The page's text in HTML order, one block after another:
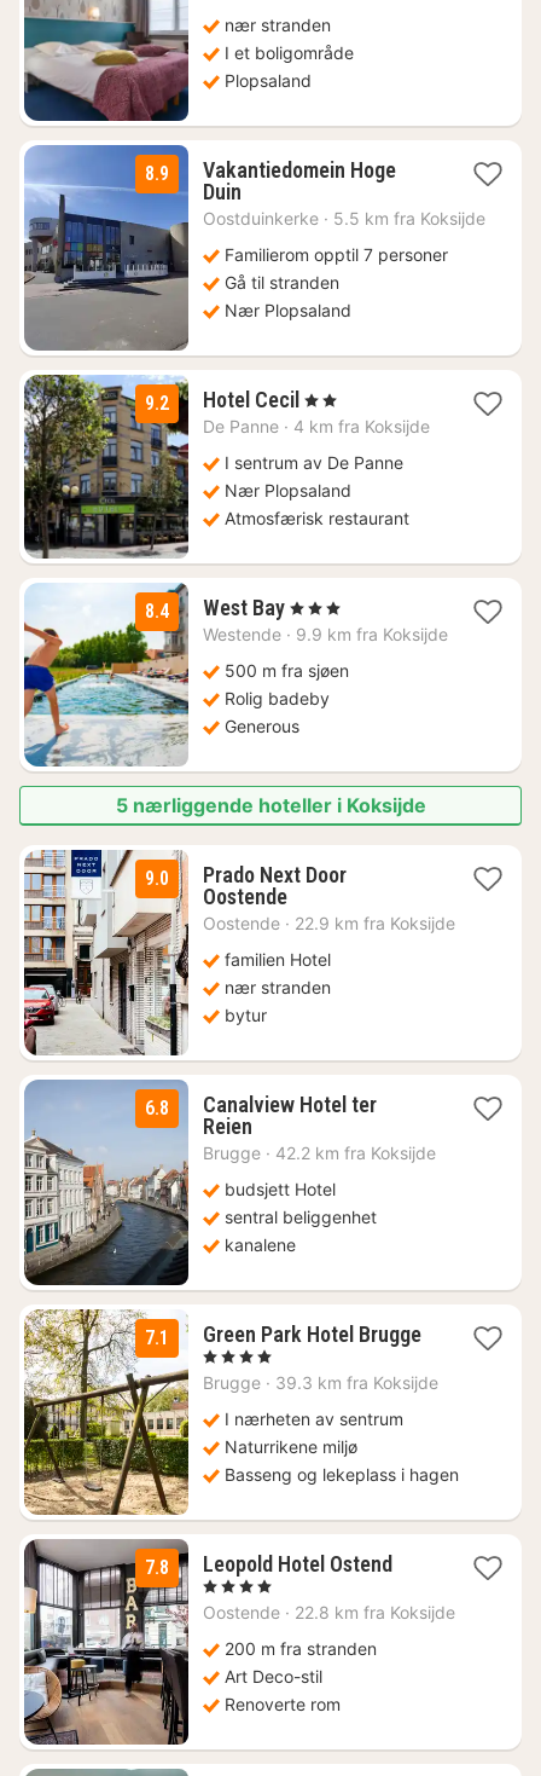
1925
kr.
nær stranden
I et boligområde
Plopsaland
8.9
Vakantiedomein Hoge
Duin2
netter
753
kr.
Oostduinkerke · 5.5 km fra Koksijde
Familierom opptil 7 personer
Gå til stranden
Nær Plopsaland
9.2 Hotel Cecil 1
natt
1254
kr.
, 2 Stjerner
De Panne · 4 km fra Koksijde
I sentrum av De Panne
Nær Plopsaland
Atmosfærisk restaurant
8.4 West Bay1
natt
902
kr.
, 3 Stjerner
Westende · 9.9 km fra Koksijde
500 m fra sjøen
Rolig badeby
Generous
5 nærliggende hoteller i Koksijde
9.0
Prado Next Door
Oostende1
natt
1034
kr.
Oostende · 22.9 km fra Koksijde
familien Hotel
nær stranden
bytur
6.8
Canalview Hotel ter
Reien1
natt
1166
kr.
Brugge · 42.2 km fra Koksijde
budsjett Hotel
sentral beliggenhet
kanalene
7.1 Green Park Hotel Brugge1
fra
, 4 Stjerner
Brugge · 39.3 km fra Koksijde
I nærheten av sentrum
Naturrikene miljø
Basseng og lekeplass i hagen
7.8 Leopold Hotel Ostend1
fra
, 4 Stjerner
Oostende · 22.8 km fra Koksijde
200 m fra stranden
Art Deco-stil
Renoverte rom